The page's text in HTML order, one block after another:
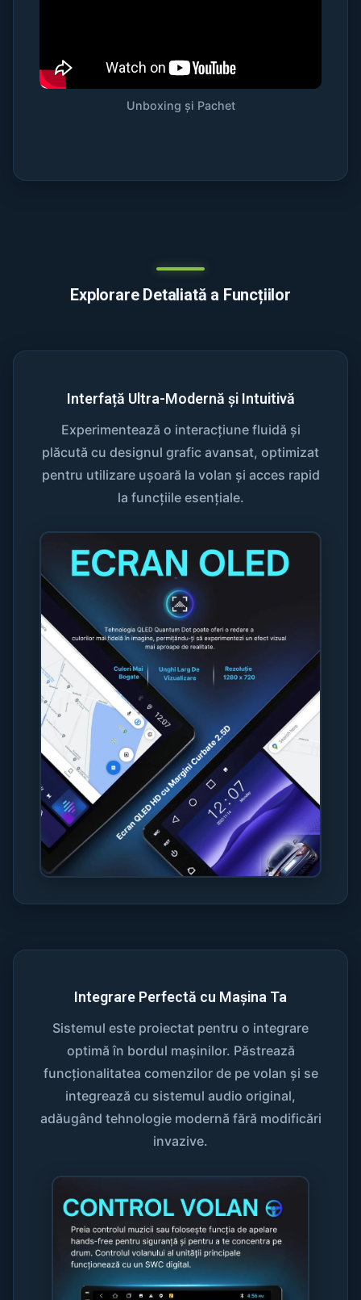
Unboxing și Pachet
Explorare Detaliată a Funcțiilor
Interfață Ultra-Modernă și Intuitivă
Experimentează o interacțiune fluidă și
plăcută cu designul grafic avansat, optimizat
pentru utilizare ușoară la volan și acces rapid
la funcțiile esențiale.
Integrare Perfectă cu Mașina Ta
Sistemul este proiectat pentru o integrare
optimă în bordul mașinilor. Păstrează
funcționalitatea comenzilor de pe volan și se
integrează cu sistemul audio original,
adăugând tehnologie modernă fără modificări
invazive.